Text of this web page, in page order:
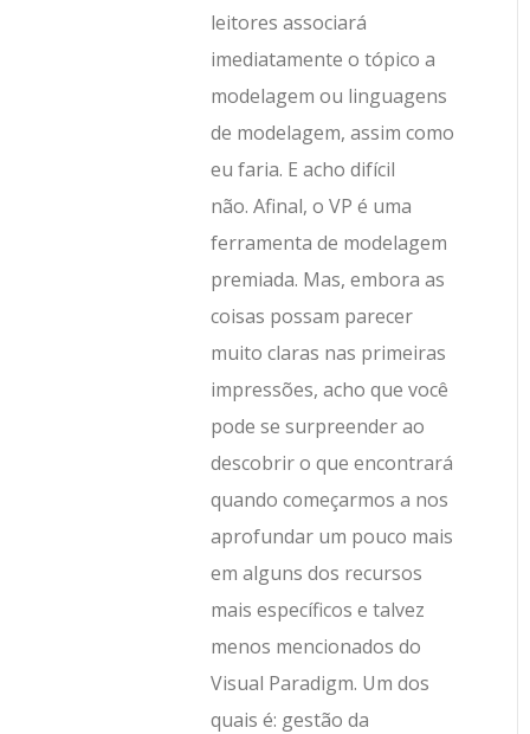
leitores associará
imediatamente o tópico a
modelagem ou linguagens
de modelagem, assim como
eu faria. E acho difícil
não. Afinal, o VP é uma
ferramenta de modelagem
premiada. Mas, embora as
coisas possam parecer
muito claras nas primeiras
impressões, acho que você
pode se surpreender ao
descobrir o que encontrará
quando começarmos a nos
aprofundar um pouco mais
em alguns dos recursos
mais específicos e talvez
menos mencionados do
Visual Paradigm. Um dos
quais é: gestão da